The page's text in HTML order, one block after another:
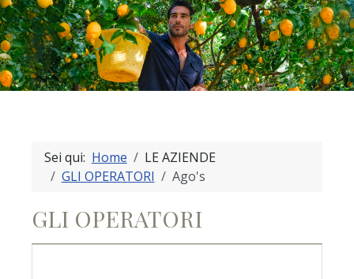
Sei qui: Home
LE AZIENDE
GLI OPERATORI
Ago's
GLI OPERATORI